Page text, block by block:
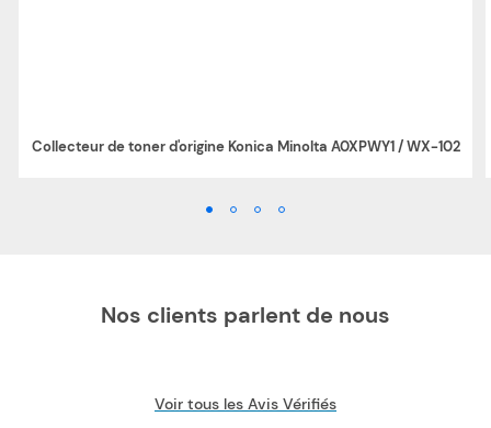
Collecteur de toner d'origine Konica Minolta A0XPWY1 / WX-102
Nos clients parlent de nous
Voir tous les Avis Vérifiés